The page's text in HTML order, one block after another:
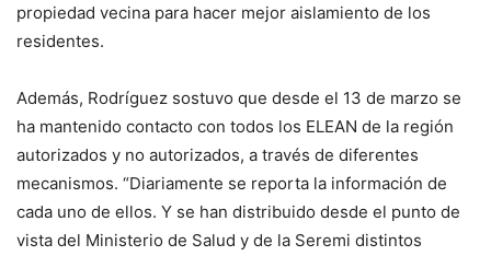
propiedad vecina para hacer mejor aislamiento de los
residentes.
Además, Rodríguez sostuvo que desde el 13 de marzo se
ha mantenido contacto con todos los ELEAN de la región
autorizados y no autorizados, a través de diferentes
mecanismos. “Diariamente se reporta la información de
cada uno de ellos. Y se han distribuido desde el punto de
vista del Ministerio de Salud y de la Seremi distintos